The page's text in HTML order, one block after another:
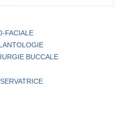
FACIALE
BUCCALE